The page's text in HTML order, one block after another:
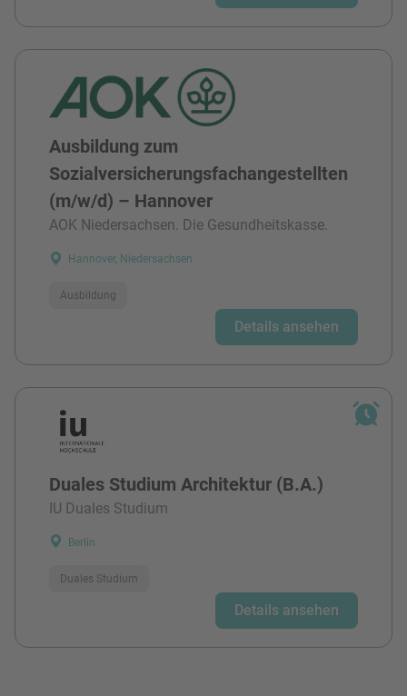
Ausbildung zum
Sozialversicherungsfachangestellten
(m/w/d) – Hannover
AOK Niedersachsen. Die Gesundheitskasse.
Hannover, Niedersachsen
Ausbildung
Details ansehen
Duales Studium Architektur (B.A.)
IU Duales Studium
Berlin
Duales Studium
Details ansehen